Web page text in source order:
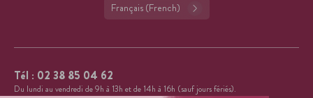
Français (French)
Tél : 02 38 85 04 62
Du lundi au vendredi de 9h à 13h et de 14h à 16h (sauf jours fériés).